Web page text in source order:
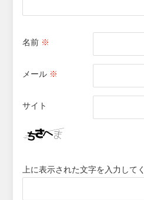
名前 ※
メール ※
サイト
上に表示された文字を入力して